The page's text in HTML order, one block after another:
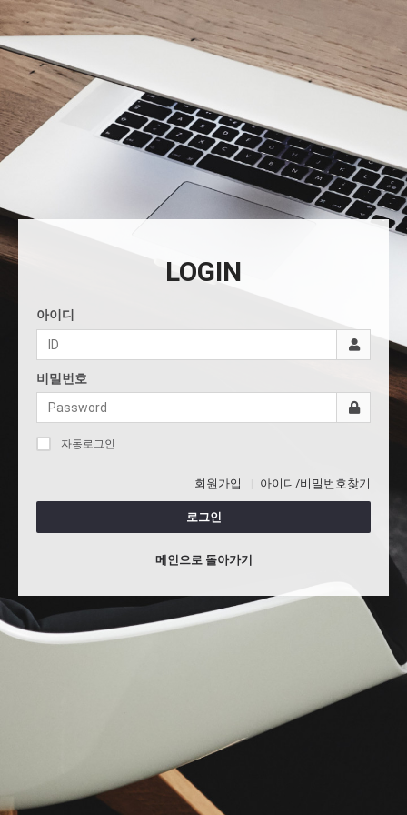
LOGIN
아이디
비밀번호
자동로그인
회원가입 아이디/비밀번호찾기
로그인
메인으로 돌아가기